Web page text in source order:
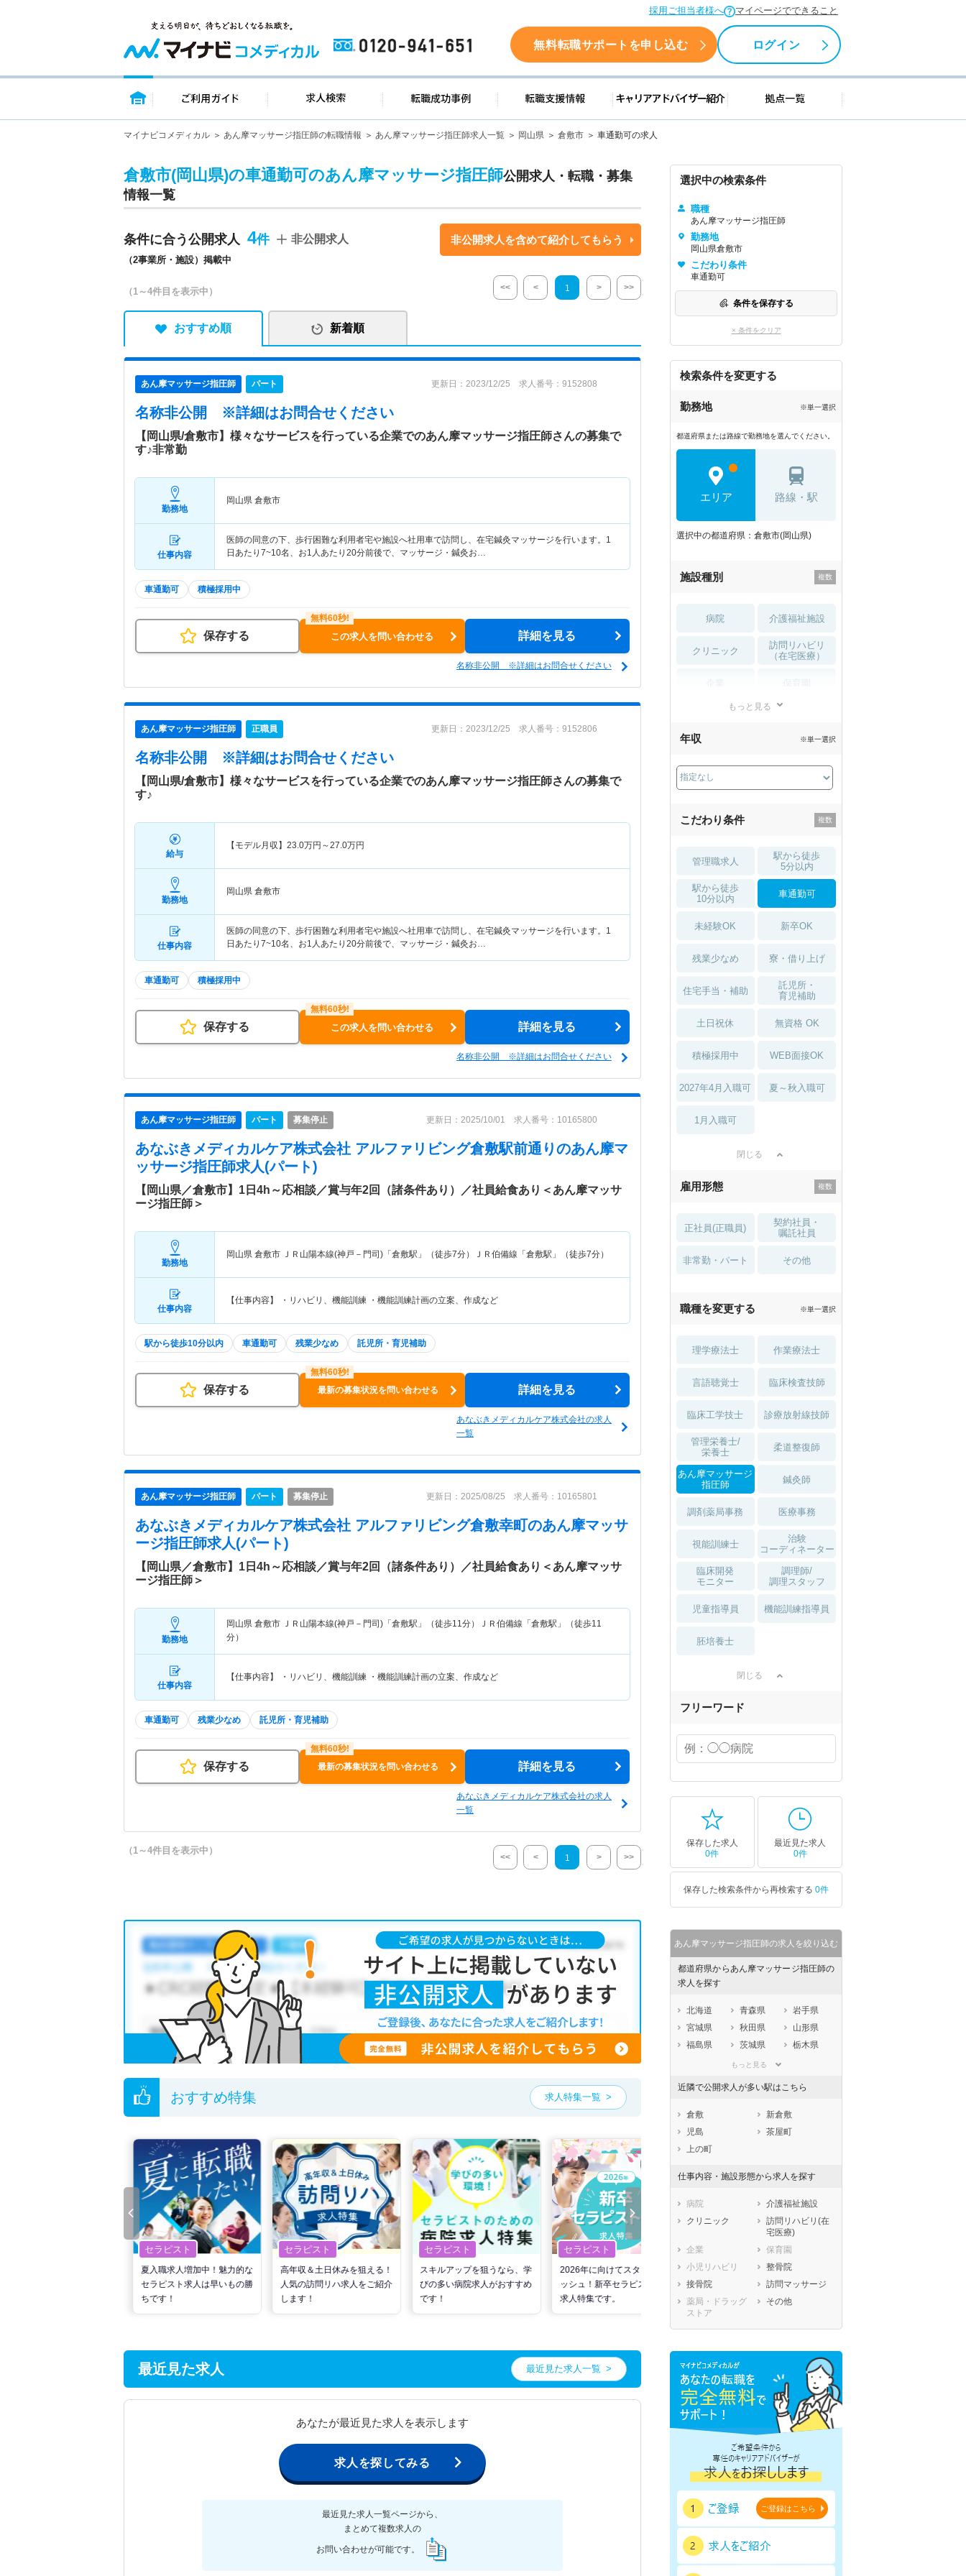
採用ご担当者様へ マイページでできること
0120-941-651 無料転職サポートを申し込む ログイン
トップページ ご利用ガイド 求人検索 転職成功事例 転職支援情報 キャリアアドバイザー紹介 拠点一覧
マイナビコメディカル あん摩マッサージ指圧師の転職情報 あん摩マッサージ指圧師求人一覧 岡山県 倉敷市 車通勤可の求人
倉敷市(岡山県)の車通勤可のあん摩マッサージ指圧師公開求人・転職・募集
情報一覧
条件に合う公開求人 4
（2事業所・施設）掲載中
非公開求人 非公開求人を含めて紹介してもらう
（1～4件目を表示中） << < 1 > >>
おすすめ順 新着順
あん摩マッサージ指圧師 パート 更新日：2023/12/25 求人番号：9152808
名称非公開 ※詳細はお問合せください
【岡山県/倉敷市】様々なサービスを行っている企業でのあん摩マッサージ指圧師さんの募集で
す♪非常勤
勤務地
岡山県 倉敷市
仕事内容
医師の同意の下、歩行困難な利用者宅や施設へ社用車で訪問し、在宅鍼灸マッサージを行います。1
日あたり7~10名、お1人あたり20分前後で、マッサージ・鍼灸お…
車通勤可 積極採用中
保存する この求人を問い合わせる 詳細を見る
名称非公開 ※詳細はお問合せください
あん摩マッサージ指圧師 正職員 更新日：2023/12/25 求人番号：9152806
名称非公開 ※詳細はお問合せください
【岡山県/倉敷市】様々なサービスを行っている企業でのあん摩マッサージ指圧師さんの募集で
す♪
給与
【モデル月収】 23.0万円～27.0万円
勤務地
岡山県 倉敷市
仕事内容
医師の同意の下、歩行困難な利用者宅や施設へ社用車で訪問し、在宅鍼灸マッサージを行います。1
日あたり7~10名、お1人あたり20分前後で、マッサージ・鍼灸お…
車通勤可 積極採用中
保存する この求人を問い合わせる 詳細を見る
名称非公開 ※詳細はお問合せください
あん摩マッサージ指圧師 パート 募集停止 更新日：2025/10/01 求人番号：10165800
あなぶきメディカルケア株式会社 アルファリビング倉敷駅前通りのあん摩マ
ッサージ指圧師求人(パート)
【岡山県／倉敷市】1日4h～応相談／賞与年2回（諸条件あり）／社員給食あり＜あん摩マッサ
ージ指圧師＞
勤務地
岡山県 倉敷市 ＪＲ山陽本線(神戸－門司)「倉敷駅」（徒歩7分）ＪＲ伯備線「倉敷駅」（徒歩7分）
仕事内容
【仕事内容】 ・リハビリ、機能訓練 ・機能訓練計画の立案、作成など
駅から徒歩10分以内 車通勤可 残業少なめ 託児所・育児補助
保存する 最新の募集状況を問い合わせる 詳細を見る
あなぶきメディカルケア株式会社の求人
一覧
あん摩マッサージ指圧師 パート 募集停止 更新日：2025/08/25 求人番号：10165801
あなぶきメディカルケア株式会社 アルファリビング倉敷幸町のあん摩マッサ
ージ指圧師求人(パート)
【岡山県／倉敷市】1日4h～応相談／賞与年2回（諸条件あり）／社員給食あり＜あん摩マッサ
ージ指圧師＞
勤務地
岡山県 倉敷市 ＪＲ山陽本線(神戸－門司)「倉敷駅」（徒歩11分）ＪＲ伯備線「倉敷駅」（徒歩11
分）
仕事内容
【仕事内容】 ・リハビリ、機能訓練 ・機能訓練計画の立案、作成など
車通勤可 残業少なめ 託児所・育児補助
保存する 最新の募集状況を問い合わせる 詳細を見る
あなぶきメディカルケア株式会社の求人
一覧
（1～4件目を表示中）
<< < 1 > >>
おすすめ特集 求人特集一覧
セラピスト
夏入職求人増加中！魅力的な
セラピスト求人は早いもの勝
ちです！
セラピスト
高年収＆土日休みを狙える！
人気の訪問リハ求人をご紹介
します！
セラピスト
スキルアップを狙うなら、学
びの多い病院求人がおすすめ
です！
セラピスト
2026年に向けてスタートダ
ッシュ！新卒セラピスト向け
求人特集です。
世の中の需要の高まりととも
に増加傾向の「介護施設」求
人をご紹介！
最近見た求人 最近見た求人一覧
あなたが最近見た求人を表示します
求人を探してみる
最近見た求人一覧ページから、
まとめて複数求人の
お問い合わせが可能です。
選択中の検索条件
職種
あん摩マッサージ指圧師
勤務地
岡山県倉敷市
こだわり条件
車通勤可
条件を保存する
× 条件をクリア
検索条件を変更する
勤務地 ※単一選択
都道府県または路線で勤務地を選んでください。
エリア 路線・駅
選択中の都道府県：倉敷市(岡山県)
施設種別
病院 介護福祉施設
クリニック
訪問リハビリ
（在宅医療）
薬局・
もっと見る
年収 ※単一選択
こだわり条件
管理職求人
駅から徒歩
5分以内
駅から徒歩
10分以内
車通勤可
未経験OK 新卒OK
残業少なめ 寮・借り上げ
住宅手当・補助
託児所・
育児補助
土日祝休 無資格 OK
積極採用中 WEB面接OK
2027年4月入職可 夏～秋入職可
1月入職可
閉じる
雇用形態
正社員(正職員)
契約社員・
嘱託社員
非常勤・パート その他
職種を変更する ※単一選択
理学療法士 作業療法士
言語聴覚士 臨床検査技師
臨床工学技士 診療放射線技師
管理栄養士/
栄養士
柔道整復師
あん摩マッサージ
指圧師
鍼灸師
調剤薬局事務 医療事務
視能訓練士
治験
コーディネーター
臨床開発
モニター
調理師/
調理スタッフ
児童指導員 機能訓練指導員
胚培養士
閉じる
フリーワード
保存した求人
0件
最近見た求人
0件
保存した検索条件から再検索する 0件
あん摩マッサージ指圧師の求人を絞り込む
都道府県からあん摩マッサージ指圧師の
求人を探す
北海道 青森県
岩手県
宮城県
秋田県
山形県
福島県
茨城県
栃木県
埼玉県
石川県
福井県
静岡県
愛知県
滋賀県
鳥取県
島根県
岡山県
広島県
山口県
徳島県
香川県
愛媛県
高知県
長崎県
熊本県
大分県
鹿児島県
沖縄県
もっと見る
近隣で公開求人が多い駅はこちら
倉敷
新倉敷
児島
茶屋町
上の町
仕事内容・施設形態から求人を探す
病院
介護福祉施設
クリニック
訪問リハビリ(在
宅医療)
企業
保育園
小児リハビリ
整骨院
接骨院
訪問マッサージ
薬局・ドラッグ
ストア
その他
ご登録はこちら